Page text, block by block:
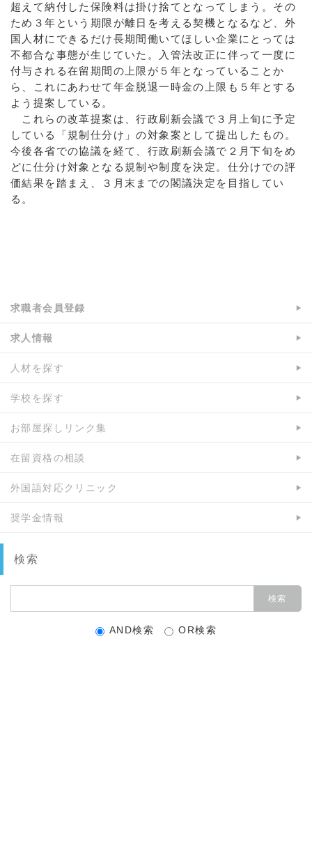
超えて納付した保険料は掛け捨てとなってしまう。その
ため３年という期限が離日を考える契機となるなど、外
国人材にできるだけ長期間働いてほしい企業にとっては
不都合な事態が生じていた。入管法改正に伴って一度に
付与される在留期間の上限が５年となっていることか
ら、これにあわせて年金脱退一時金の上限も５年とする
よう提案している。
これらの改革提案は、行政刷新会議で３月上旬に予定
している「規制仕分け」の対象案として提出したもの。
今後各省での協議を経て、行政刷新会議で２月下旬をめ
どに仕分け対象となる規制や制度を決定。仕分けでの評
価結果を踏まえ、３月末までの閣議決定を目指してい
る。
求職者会員登録
求人情報
人材を探す
学校を探す
お部屋探しリンク集
在留資格の相談
外国語対応クリニック
奨学金情報
検索
AND検索 OR検索